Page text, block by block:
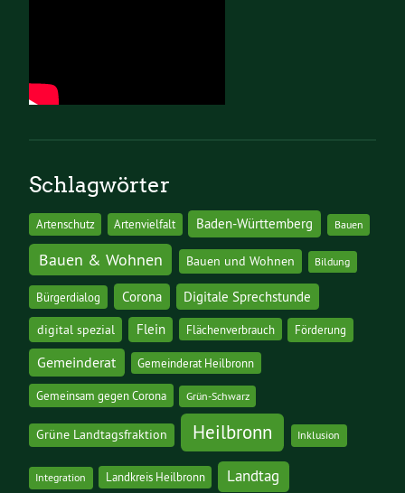
Schlagwörter
Artenschutz Artenvielfalt Baden-Württemberg Bauen
Bauen & Wohnen Bauen und Wohnen Bildung
Bürgerdialog Corona Digitale Sprechstunde
digital spezial Flein Flächenverbrauch Förderung
Gemeinderat Gemeinderat Heilbronn
Gemeinsam gegen Corona Grün-Schwarz
Grüne Landtagsfraktion Heilbronn Inklusion
Integration Landkreis Heilbronn Landtag